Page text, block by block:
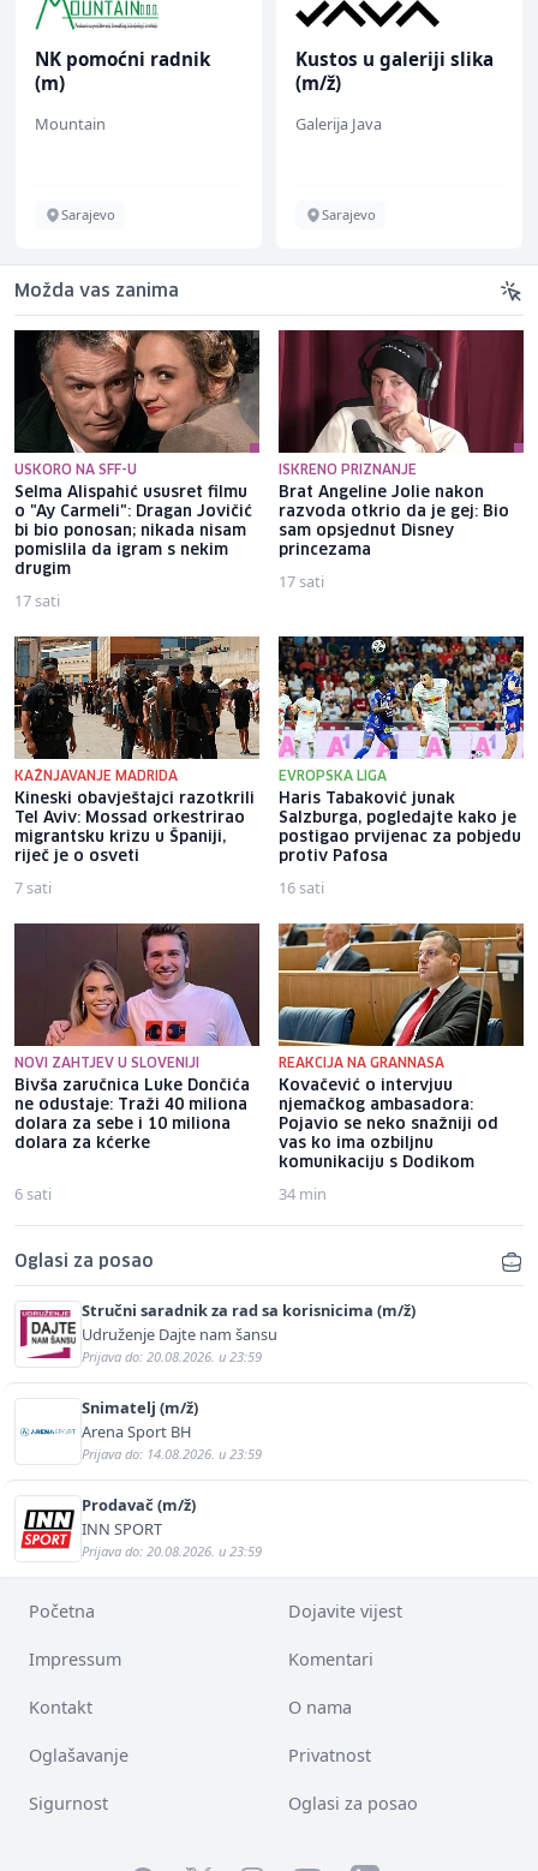
Kustos u galeriji slika
Home Office
Možda vas zanima
USKORO NA SFF-U
Selma Alispahić ususret filmu
o "Ay Carmeli": Dragan Jovičić
bi bio ponosan; nikada nisam
pomislila da igram s nekim
drugim
17 sati
ISKRENO PRIZNANJE
Brat Angeline Jolie nakon
razvoda otkrio da je gej: Bio
sam opsjednut Disney
princezama
17 sati
KAŽNJAVANJE MADRIDA
Kineski obavještajci razotkrili
Tel Aviv: Mossad orkestrirao
migrantsku krizu u Španiji,
riječ je o osveti
7 sati
EVROPSKA LIGA
Haris Tabaković junak
Salzburga, pogledajte kako je
postigao prvijenac za pobjedu
protiv Pafosa
16 sati
NOVI ZAHTJEV U SLOVENIJI
Bivša zaručnica Luke Dončića
ne odustaje: Traži 40 miliona
dolara za sebe i 10 miliona
dolara za kćerke
6 sati
REAKCIJA NA GRANNASA
Kovačević o intervjuu
njemačkog ambasadora:
Pojavio se neko snažniji od
vas ko ima ozbiljnu
komunikaciju s Dodikom
34 min
Oglasi za posao
Stručni saradnik za rad sa korisnicima (m/ž)
Udruženje Dajte nam šansu
Prijava do: 20.08.2026. u 23:59
Snimatelj (m/ž)
Arena Sport BH
Prijava do: 14.08.2026. u 23:59
Prodavač (m/ž)
INN SPORT
Prijava do: 20.08.2026. u 23:59
Početna Dojavite vijest
Impressum Komentari
Kontakt O nama
Oglašavanje Privatnost
Sigurnost Oglasi za posao